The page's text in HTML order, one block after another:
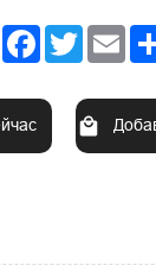
Facebook
Twitter